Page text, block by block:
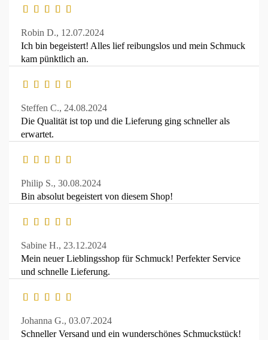
Robin D., 12.07.2024
Ich bin begeistert! Alles lief reibungslos und mein Schmuck
kam pünktlich an.
Steffen C., 24.08.2024
Die Qualität ist top und die Lieferung ging schneller als
erwartet.
Philip S., 30.08.2024
Bin absolut begeistert von diesem Shop!
Sabine H., 23.12.2024
Mein neuer Lieblingsshop für Schmuck! Perfekter Service
und schnelle Lieferung.
Johanna G., 03.07.2024
Schneller Versand und ein wunderschönes Schmuckstück!